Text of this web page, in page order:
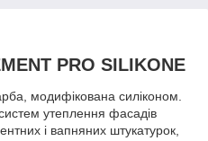
PRO SILIKONE
модифікована силіконом.
утеплення фасадів
і вапняних штукатурок,